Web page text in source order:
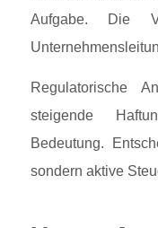
Aufgabe. Die
Regulatorische
steigende
Bedeutung.
sondern aktive